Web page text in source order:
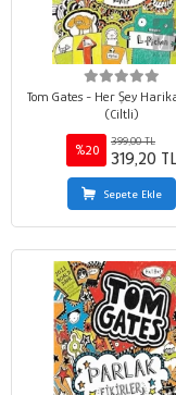
Tom Gates - Her Şey
(Ciltli)
%20
399,00 TL
319,20 TL
Sepete Ekle